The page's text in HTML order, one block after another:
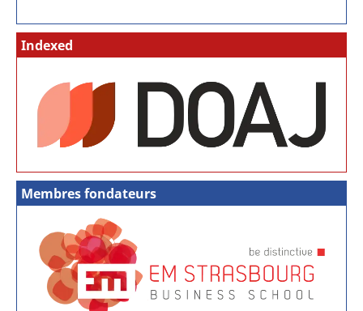
Indexed
Membres fondateurs